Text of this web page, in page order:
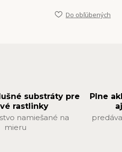
Do obľúbených
substráty pre
rastlinky
namiešané na
mieru
Plne